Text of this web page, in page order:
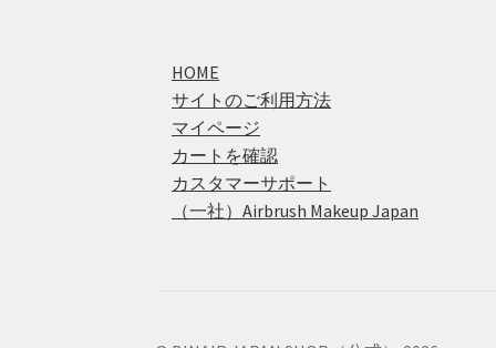
HOME
サイトのご利用方法
マイページ
カートを確認
カスタマーサポート
（一社）Airbrush Makeup Japan